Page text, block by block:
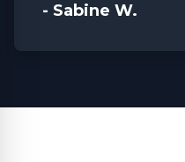
- Sabine W.